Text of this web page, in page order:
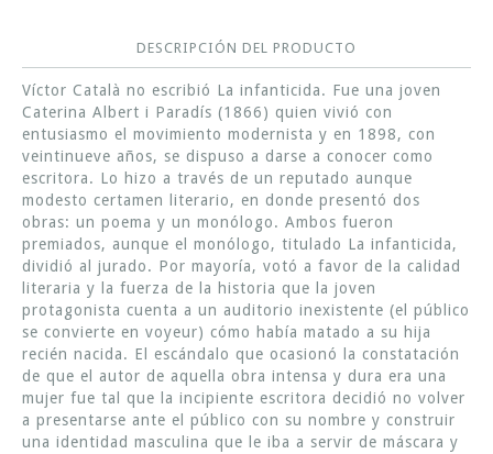
DESCRIPCIÓN DEL PRODUCTO
Víctor Català no escribió La infanticida. Fue una joven
Caterina Albert i Paradís (1866) quien vivió con
entusiasmo el movimiento modernista y en 1898, con
veintinueve años, se dispuso a darse a conocer como
escritora. Lo hizo a través de un reputado aunque
modesto certamen literario, en donde presentó dos
obras: un poema y un monólogo. Ambos fueron
premiados, aunque el monólogo, titulado La infanticida,
dividió al jurado. Por mayoría, votó a favor de la calidad
literaria y la fuerza de la historia que la joven
protagonista cuenta a un auditorio inexistente (el público
se convierte en voyeur) cómo había matado a su hija
recién nacida. El escándalo que ocasionó la constatación
de que el autor de aquella obra intensa y dura era una
mujer fue tal que la incipiente escritora decidió no volver
a presentarse ante el público con su nombre y construir
una identidad masculina que le iba a servir de máscara y